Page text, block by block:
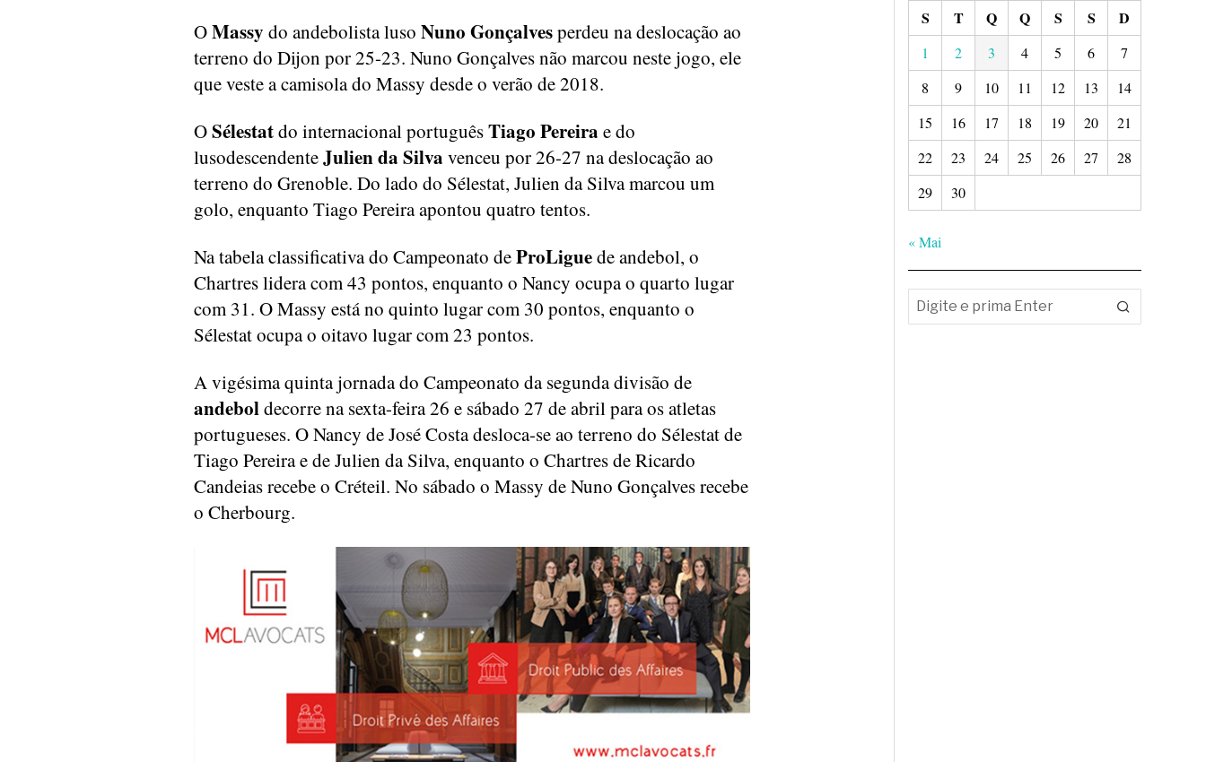
OMassy do andebolista luso Nuno Gonçalvesperdeu na deslocação ao
terreno do Dijon por 25-23. Nuno Gonçalves não marcou neste jogo, ele
que veste a camisola do Massy desde o verão de 2018.
OSélestatdo internacional portuguêsTiago Pereira e do
lusodescendenteJulien da Silva venceu por 26-27 na deslocação ao
terreno do Grenoble. Do lado do Sélestat, Julien da Silva marcou um
golo, enquanto Tiago Pereira apontou quatro tentos.
Na tabela classificativa do Campeonato deProLiguede andebol, o
Chartres lidera com 43 pontos, enquanto o Nancy ocupa o quarto lugar
com 31. O Massy está no quinto lugar com 30 pontos, enquanto o
Sélestat ocupa o oitavo lugar com 23 pontos.
A vigésima quinta jornada do Campeonato da segunda divisão de
andeboldecorre na sexta-feira 26 e sábado 27 de abril para os atletas
portugueses. O Nancy de José Costa desloca-se ao terreno do Sélestat de
Tiago Pereira e de Julien da Silva, enquanto o Chartres de Ricardo
Candeias recebe o Créteil. No sábado o Massy de Nuno Gonçalves recebe
o Cherbourg.
S T Q Q S S D
1 2 3 4 5 6
7
8
9 10 11 12 13
14
15
16 17 18 19 20
21
22
23 24 25 26 27
28
29
30
« Mai